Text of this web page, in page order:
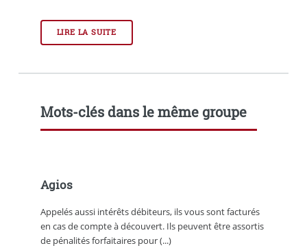
LIRE LA SUITE
Mots-clés dans le même groupe
Agios
Appelés aussi intérêts débiteurs, ils vous sont facturés
en cas de compte à découvert. Ils peuvent être assortis
de pénalités forfaitaires pour (...)